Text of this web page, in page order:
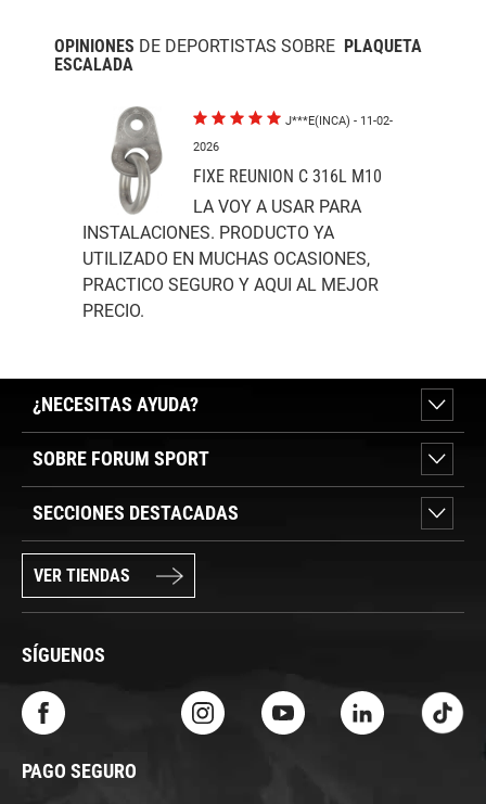
OPINIONES DE DEPORTISTAS SOBRE PLAQUETA
ESCALADA
J***E(INCA) - 11-02-
2026
FIXE REUNION C 316L M10
LA VOY A USAR PARA
INSTALACIONES. PRODUCTO YA
UTILIZADO EN MUCHAS OCASIONES,
PRACTICO SEGURO Y AQUI AL MEJOR
PRECIO.
¿NECESITAS AYUDA?
SOBRE FORUM SPORT
SECCIONES DESTACADAS
VER TIENDAS
SÍGUENOS
PAGO SEGURO